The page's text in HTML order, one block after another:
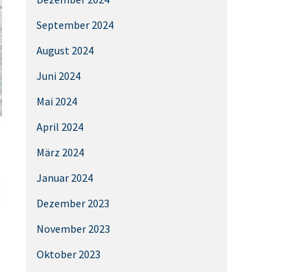
September 2024
August 2024
Juni 2024
Mai 2024
April 2024
März 2024
Januar 2024
Dezember 2023
November 2023
Oktober 2023